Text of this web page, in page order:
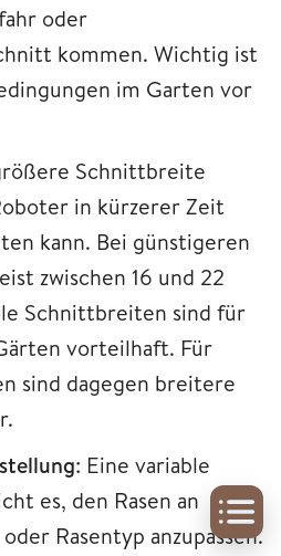
oder
kommen. Wichtig ist
im Garten vor
Schnittbreite
in kürzerer Zeit
kann. Bei günstigeren
zwischen 16 und 22
Schnittbreiten sind für
vorteilhaft. Für
sind dagegen breitere
: Eine variable
es, den Rasen an
Rasentyp anzupassen.